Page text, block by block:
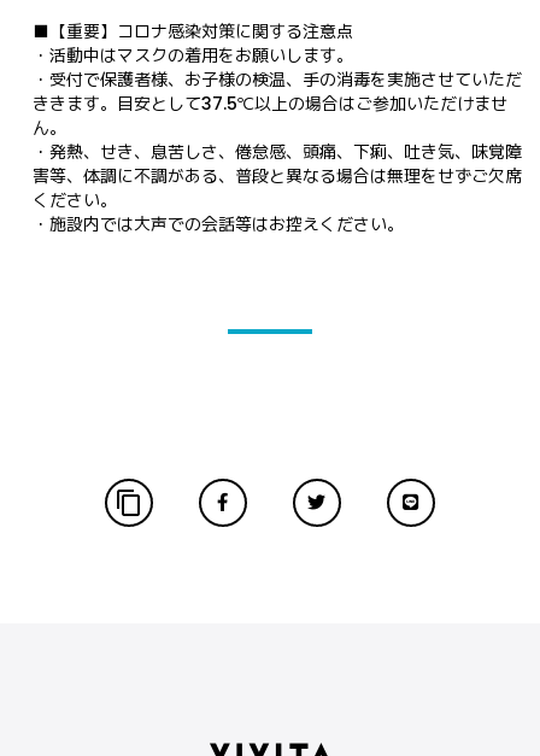
■【重要】コロナ感染対策に関する注意点
・活動中はマスクの着用をお願いします。
・受付で保護者様、お子様の検温、手の消毒を実施させていただ
ききます。目安として37.5℃以上の場合はご参加いただけませ
ん。
・発熱、せき、息苦しさ、倦怠感、頭痛、下痢、吐き気、味覚障
害等、体調に不調がある、普段と異なる場合は無理をせずご欠席
ください。
・施設内では大声での会話等はお控えください。
content_copy